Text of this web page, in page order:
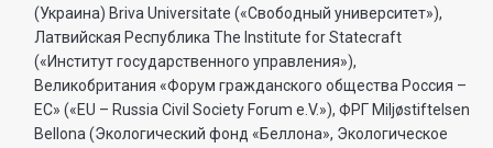
(Украина) Briva Universitate («Свободный университет»),
Латвийская Республика The Institute for Statecraft
(«Институт государственного управления»),
Великобритания «Форум гражданского общества Россия –
ЕС» («EU – Russia Civil Society Forum e.V.»), ФРГ Miljøstiftelsen
Bellona (Экологический фонд «Беллона», Экологическое